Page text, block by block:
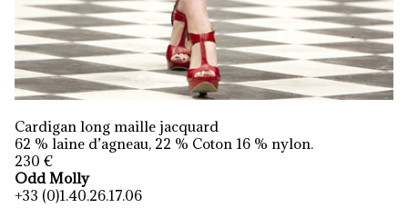
Cardigan long maille jacquard
62 % laine d’agneau, 22 % Coton 16 % nylon.
230 €
Odd Molly
+33 (0)1.40.26.17.06